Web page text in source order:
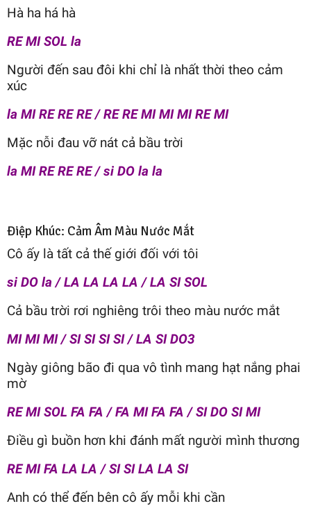
Hà ha há hà
RE MI SOL la
Người đến sau đôi khi chỉ là nhất thời theo cảm
xúc
la MI RE RE RE / RE RE MI MI MI RE MI
Mặc nỗi đau vỡ nát cả bầu trời
la MI RE RE RE / si DO la la
Điệp Khúc: Cảm Âm Màu Nước Mắt
Cô ấy là tất cả thế giới đối với tôi
si DO la / LA LA LA LA / LA SI SOL
Cả bầu trời rơi nghiêng trôi theo màu nước mắt
MI MI MI / SI SI SI SI / LA SI DO3
Ngày giông bão đi qua vô tình mang hạt nắng phai
mờ
RE MI SOL FA FA / FA MI FA FA / SI DO SI MI
Điều gì buồn hơn khi đánh mất người mình thương
RE MI FA LA LA / SI SI LA LA SI
Anh có thể đến bên cô ấy mỗi khi cần